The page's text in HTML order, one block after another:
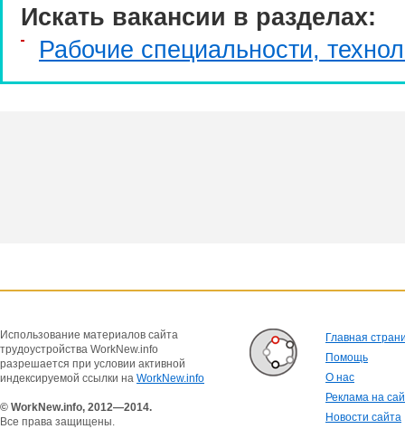
Искать вакансии в разделах:
Рабочие специальности,
Использование материалов сайта
трудоустройства WorkNew.info
разрешается при условии активной
индексируемой ссылки на WorkNew.info
© WorkNew.info, 2012—2014.
Все права защищены.
Главная
Помощь
О нас
Реклама на
Новости сайта